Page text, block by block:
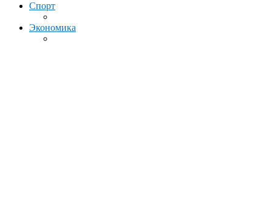
Спорт
Экономика